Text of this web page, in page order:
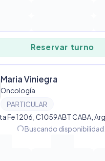
Reservar turno
Maria Viniegra
Oncología
PARTICULAR
progress_activityBuscando disponibilidad…